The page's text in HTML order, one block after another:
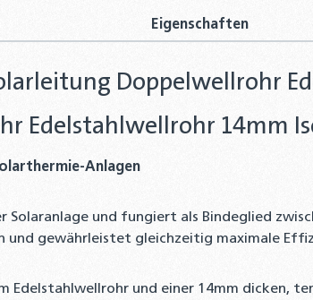
Eigenschaften
Doppelwellrohr
Edelstahlwellrohr 14mm
Anlagen
Solaranlage und fungiert als Bindeglied
gewährleistet gleichzeitig maximale
Edelstahlwellrohr und einer 14mm dicken,